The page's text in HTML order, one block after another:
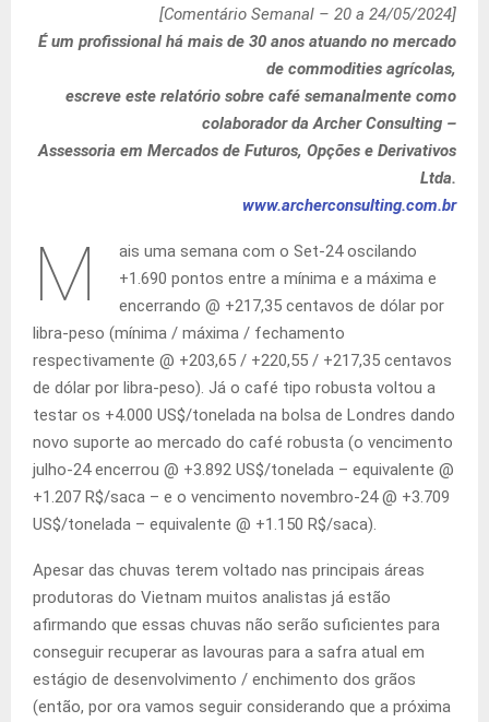
[Comentário Semanal – 20 a 24/05/2024]
É um profissional há mais de 30 anos atuando no mercado
de commodities agrícolas,
escreve este relatório sobre café semanalmente como
colaborador da Archer Consulting –
Assessoria em Mercados de Futuros, Opções e Derivativos
Ltda.
www.archerconsulting.com.br
M
ais uma semana com o Set-24 oscilando
+1.690 pontos entre a mínima e a máxima e
encerrando @ +217,35 centavos de dólar por
libra-peso (mínima / máxima / fechamento
respectivamente @ +203,65 / +220,55 / +217,35 centavos
de dólar por libra-peso). Já o café tipo robusta voltou a
testar os +4.000 US$/tonelada na bolsa de Londres dando
novo suporte ao mercado do café robusta (o vencimento
julho-24 encerrou @ +3.892 US$/tonelada – equivalente @
+1.207 R$/saca – e o vencimento novembro-24 @ +3.709
US$/tonelada – equivalente @ +1.150 R$/saca).
Apesar das chuvas terem voltado nas principais áreas
produtoras do Vietnam muitos analistas já estão
afirmando que essas chuvas não serão suficientes para
conseguir recuperar as lavouras para a safra atual em
estágio de desenvolvimento / enchimento dos grãos
(então, por ora vamos seguir considerando que a próxima